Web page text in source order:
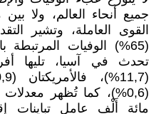
جميع أنحاء العالم، ولا
القوى العاملة، وتشير
(65%) الوفيات
(0,6%)، كما تُظهر
مائة أَلْف عامل تباينات